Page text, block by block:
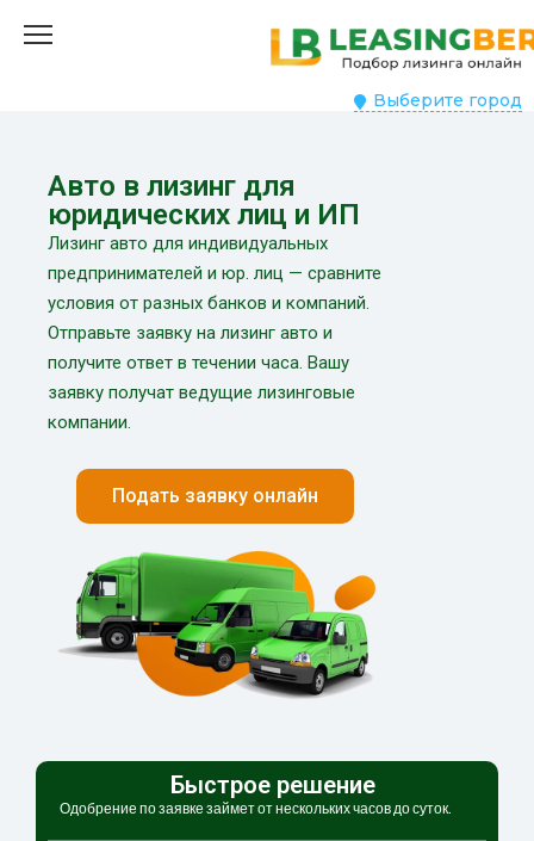
Выберите город
Авто в лизинг для
юридических лиц и ИП
Лизинг авто для индивидуальных
предпринимателей и юр. лиц — сравните
условия от разных банков и компаний.
Отправьте заявку на лизинг авто и
получите ответ в течении часа. Вашу
заявку получат ведущие лизинговые
компании.
Подать заявку онлайн
Быстрое решение
Одобрение по заявке займет от нескольких часов до суток.